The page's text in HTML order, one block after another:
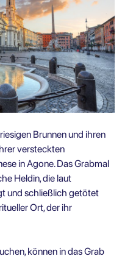
Brunnen und ihren
versteckten
in Agone. Das Grabmal
Heldin, die laut
und schließlich getötet
Ort, der ihr
können in das Grab